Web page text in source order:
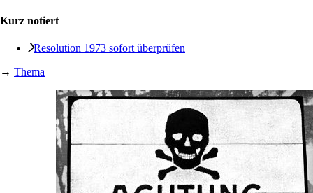
Kurz notiert
Resolution 1973 sofort überprüfen
→ Thema